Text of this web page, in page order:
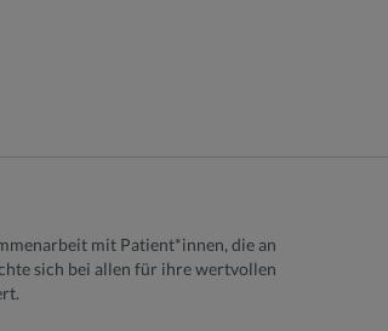
mit Patient*innen, die an
sich bei allen für ihre wertvollen